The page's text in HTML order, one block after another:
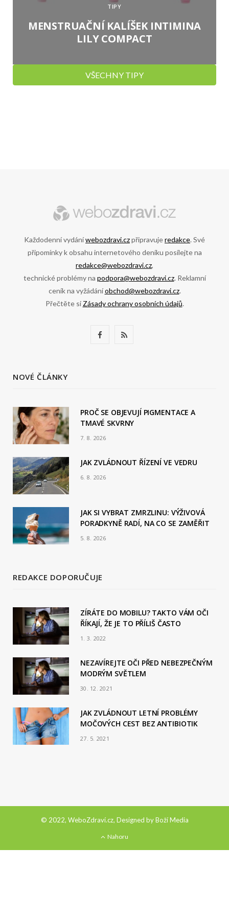
TIPY
MENSTRUAČNÍ KALÍŠEK INTIMINA
LILY COMPACT
VŠECHNY TIPY
Každodenní vydáníwebozdravi.czpřipravujeredakce. Své
připomínky k obsahu internetového deníku posílejte na
redakce@webozdravi.cz,
technické problémy na podpora@webozdravi.cz. Reklamní
ceník na vyžádáníobchod@webozdravi.cz.
Přečtěte si Zásady ochrany osobních údajů.
b
o
k
R
NOVÉ ČLÁNKY
PROČ SE OBJEVUJÍ PIGMENTACE A
TMAVÉ SKVRNY
7. 8. 2026
JAK ZVLÁDNOUT ŘÍZENÍ VE VEDRU
6. 8. 2026
JAK SI VYBRAT ZMRZLINU: VÝŽIVOVÁ
PORADKYNĚ RADÍ, NA CO SE ZAMĚŘIT
5. 8. 2026
REDAKCE DOPORUČUJE
ZÍRÁTE DO MOBILU? TAKTO VÁM OČI
ŘÍKAJÍ, ŽE JE TO PŘÍLIŠ ČASTO
1. 3. 2022
NEZAVÍREJTE OČI PŘED NEBEZPEČNÝM
MODRÝM SVĚTLEM
30. 12. 2021
JAK ZVLÁDNOUT LETNÍ PROBLÉMY
MOČOVÝCH CEST BEZ ANTIBIOTIK
27. 5. 2021
© 2022, WeboZdraví.cz, Designed byBoží Media
Nahoru